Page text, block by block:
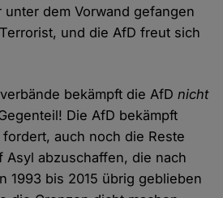
unter dem Vorwand gefangen
und die AfD freut sich
bekämpft die AfDnicht
Die AfD bekämpft
auch noch die Reste
Asyl abzuschaffen, die nach
1993 bis 2015 übrig geblieben